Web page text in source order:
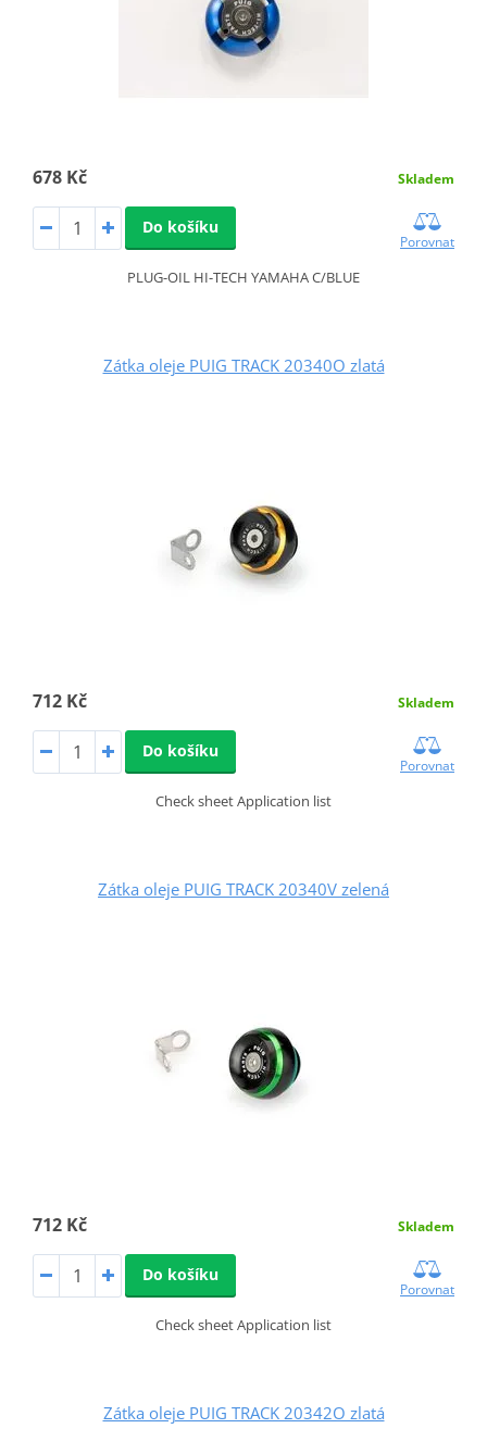
678 Kč Skladem
Do košíku
Porovnat
PLUG-OIL HI-TECH YAMAHA C/BLUE
Zátka oleje PUIG TRACK 20340O zlatá
712 Kč Skladem
Do košíku
Porovnat
Check sheet Application list
Zátka oleje PUIG TRACK 20340V zelená
712 Kč Skladem
Do košíku
Porovnat
Check sheet Application list
Zátka oleje PUIG TRACK 20342O zlatá